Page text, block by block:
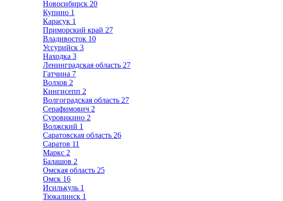
Новосибирск 20
Купино 1
Карасук 1
Приморский край 27
Владивосток 10
Уссурийск 3
Находка 3
Ленинградская область 27
Гатчина 7
Волхов 2
Кингисепп 2
Волгоградская область 27
Серафимович 2
Суровикино 2
Волжский 1
Саратовская область 26
Саратов 11
Маркс 2
Балашов 2
Омская область 25
Омск 16
Исилькуль 1
Тюкалинск 1